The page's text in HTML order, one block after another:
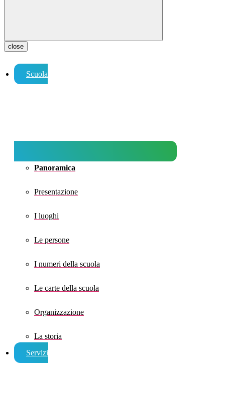
close
Scuola
Panoramica
Presentazione
I luoghi
Le persone
I numeri della scuola
Le carte della scuola
Organizzazione
La storia
Servizi